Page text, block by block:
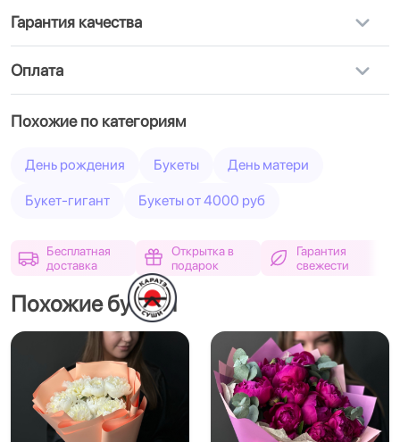
Гарантия качества
Оплата
Похожие по категориям
День рождения Букеты День матери
Букет-гигант Букеты от 4000 руб
Бесплатная
доставка
Открытка в
подарок
Гарантия
свежести
Похожие букеты